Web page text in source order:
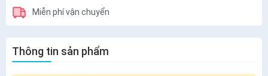
Miễn phí vận chuyển
Thông tin sản phẩm